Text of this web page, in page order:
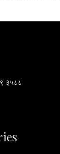
३५८८